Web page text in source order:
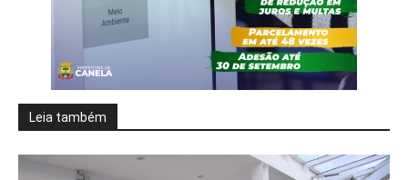
Leia também